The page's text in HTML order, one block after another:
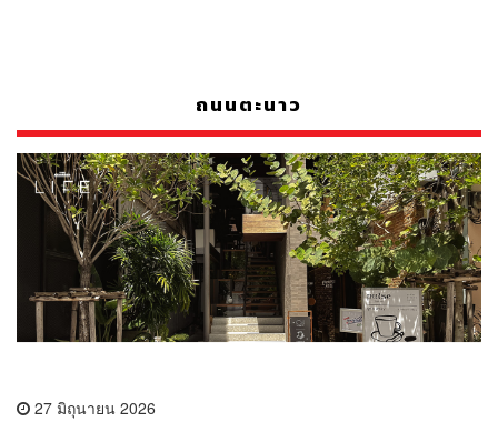
ถนนตะนาว
27 มิถุนายน 2026